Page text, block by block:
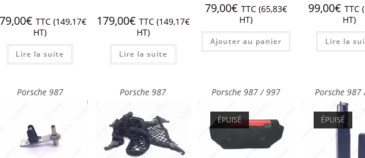
€ TTC (149,17€
HT)
Lire la suite
179,00€ TTC (149,17€
HT)
Lire la suite
79,00€ TTC (65,83€
HT)
Ajouter au panier
99,00€ TTC (
HT)
Lire la
Porsche 987 Porsche 987 Porsche 987 / 997
ÉPUISÉ
Porsche 987
ÉPUISÉ